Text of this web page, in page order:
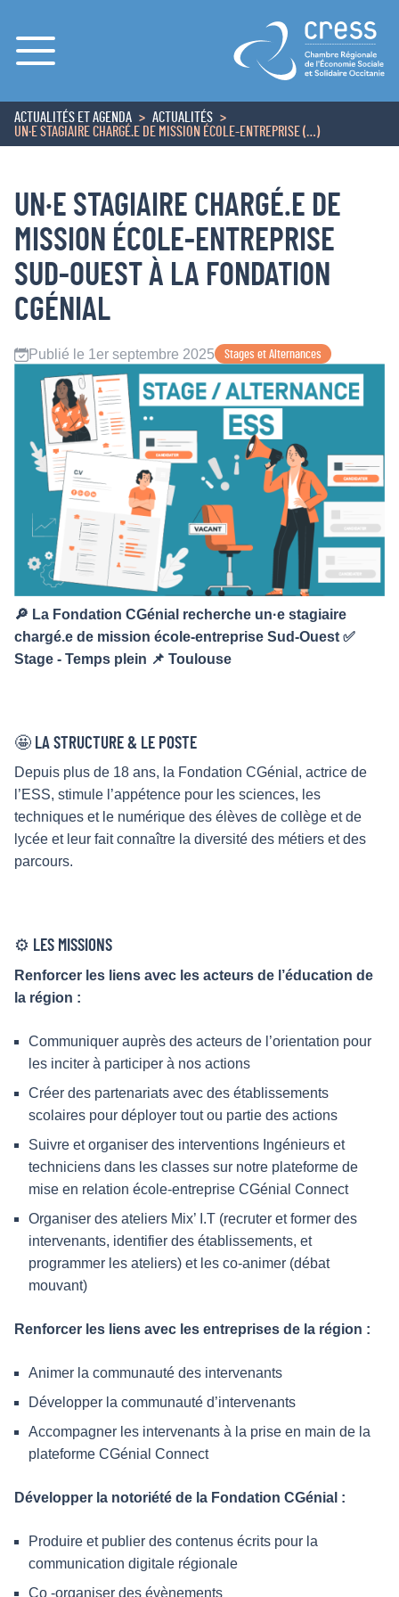
Menu
ACCUEIL
ACTUALITÉS ET AGENDA
ACTUALITÉS
UN·E STAGIAIRE CHARGÉ.E DE MISSION ÉCOLE-ENTREPRISE (…)
UN·E STAGIAIRE CHARGÉ.E DE
MISSION ÉCOLE-ENTREPRISE
SUD-OUEST À LA FONDATION
CGÉNIAL
Publié le 1er septembre 2025 Stages et Alternances
🔎 La Fondation CGénial recherche un·e stagiaire
chargé.e de mission école-entreprise Sud-Ouest ✅
Stage - Temps plein 📌 Toulouse
🤩 LA STRUCTURE & LE POSTE
Depuis plus de 18 ans, la Fondation CGénial, actrice de
l’ESS, stimule l’appétence pour les sciences, les
techniques et le numérique des élèves de collège et de
lycée et leur fait connaître la diversité des métiers et des
parcours.
⚙️ LES MISSIONS
Renforcer les liens avec les acteurs de l’éducation de
la région :
Communiquer auprès des acteurs de l’orientation pour
les inciter à participer à nos actions
Créer des partenariats avec des établissements
scolaires pour déployer tout ou partie des actions
Suivre et organiser des interventions Ingénieurs et
techniciens dans les classes sur notre plateforme de
mise en relation école-entreprise CGénial Connect
Organiser des ateliers Mix’ I.T (recruter et former des
intervenants, identifier des établissements, et
programmer les ateliers) et les co-animer (débat
mouvant)
Renforcer les liens avec les entreprises de la région :
Animer la communauté des intervenants
Développer la communauté d’intervenants
Accompagner les intervenants à la prise en main de la
plateforme CGénial Connect
Développer la notoriété de la Fondation CGénial :
Produire et publier des contenus écrits pour la
communication digitale régionale
Co -organiser des évènements